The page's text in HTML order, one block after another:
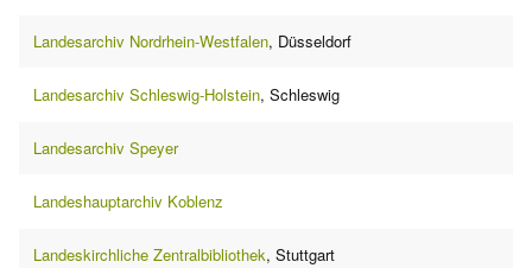
Landesarchiv Nordrhein-Westfalen, Düsseldorf
Landesarchiv Schleswig-Holstein, Schleswig
Landesarchiv Speyer
Landeshauptarchiv Koblenz
Landeskirchliche Zentralbibliothek, Stuttgart